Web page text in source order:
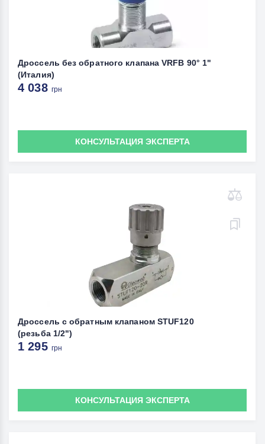
Дроссель без обратного клапана VRFB 90° 1"
(Италия)
4 038 грн
КОНСУЛЬТАЦИЯ ЭКСПЕРТА
Дроссель с обратным клапаном STUF120
(резьба 1/2")
1 295 грн
КОНСУЛЬТАЦИЯ ЭКСПЕРТА